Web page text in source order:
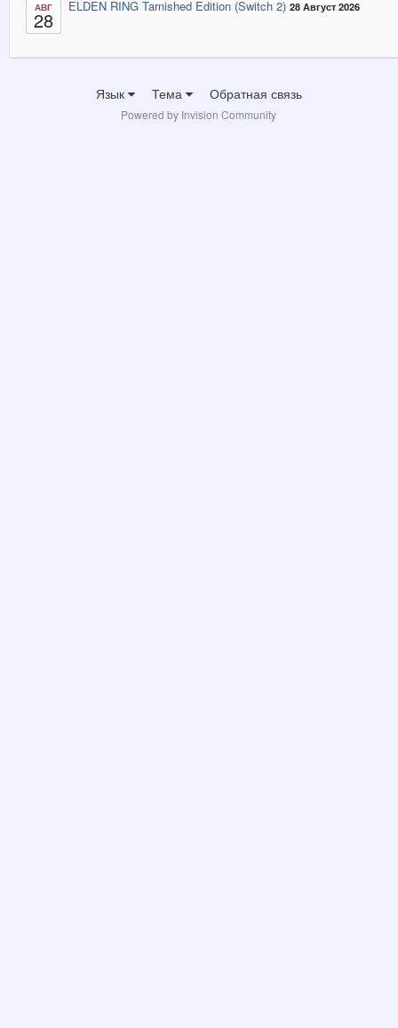
АВГ
28
ELDEN RING Tarnished Edition (Switch 2) 28 Август 2026
Язык Тема Обратная связь
Powered by Invision Community